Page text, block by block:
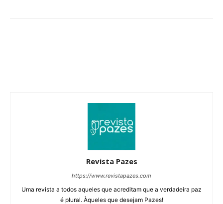
Revista Pazes
https://www.revistapazes.com
Uma revista a todos aqueles que acreditam que a verdadeira paz
é plural. Àqueles que desejam Pazes!